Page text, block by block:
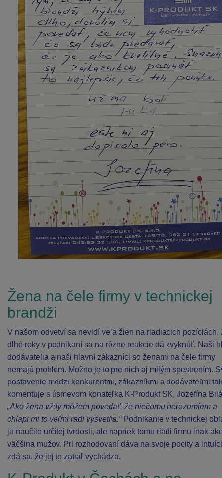
Žena na čele firmy v technickej
brandži
V našom odvetví sa nevidí veľa žien na riadiacich pozíciách.
dlhé roky v podnikaní sa na rôzne reakcie dá zvyknúť. Naši
dodávatelia a naši hlavní zákazníci so ženami na čele firmy
nemajú problém. Možno je to pre nich aj milým spestrením.
postavenie medzi konkurentmi, zákazníkmi a dodávateľmi
komentuje s úsmevom konateľka K-Produkt SK, Jozefína
„Ako žena vždy môžem povedať, že niečomu nerozumiem a
chlapi mi to veľmi radi vysvetlia.“Podnikanie v technickej
ju naučilo určitej tvrdosti, ale napriek tomu riadi firmu inak
väčšina mužov. Pri rozhodovaní dáva na svoje pocity a
zdá sa, že jej to zatiaľ vychádza.